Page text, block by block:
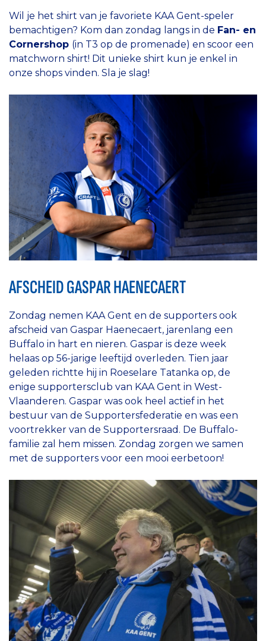
Wil je het shirt van je favoriete KAA Gent-speler
bemachtigen? Kom dan zondag langs in de Fan- en
Cornershop (in T3 op de promenade) en scoor een
matchworn shirt! Dit unieke shirt kun je enkel in
onze shops vinden. Sla je slag!
AFSCHEID GASPAR HAENECAERT
Zondag nemen KAA Gent en de supporters ook
afscheid van Gaspar Haenecaert, jarenlang een
Buffalo in hart en nieren. Gaspar is deze week
helaas op 56-jarige leeftijd overleden. Tien jaar
geleden richtte hij in Roeselare Tatanka op, de
enige supportersclub van KAA Gent in West-
Vlaanderen. Gaspar was ook heel actief in het
bestuur van de Supportersfederatie en was een
voortrekker van de Supportersraad. De Buffalo-
familie zal hem missen. Zondag zorgen we samen
met de supporters voor een mooi eerbetoon!